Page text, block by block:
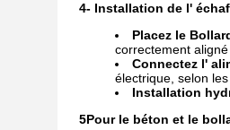
4- Installation de l'
Placez le
correctement
Connectez l'
électrique, selon
Installation
5Pour le béton et le